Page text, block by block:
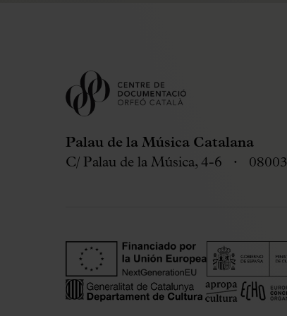
Palau de la Música Catalana
C/ Palau de la Música, 4-6
08003